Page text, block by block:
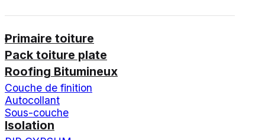
Primaire toiture
Pack toiture plate
Roofing Bitumineux
Couche de finition
Autocollant
Sous-couche
Isolation